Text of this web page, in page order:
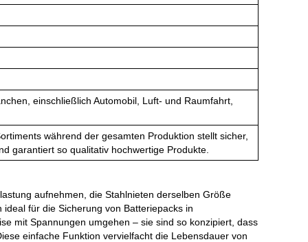
einschließlich Automobil, Luft- und Raumfahrt,
während der gesamten Produktion stellt sicher,
garantiert so qualitativ hochwertige Produkte.
aufnehmen, die Stahlnieten derselben Größe
für die Sicherung von Batteriepacks in
mit Spannungen umgehen – sie sind so konzipiert, dass
einfache Funktion vervielfacht die Lebensdauer von